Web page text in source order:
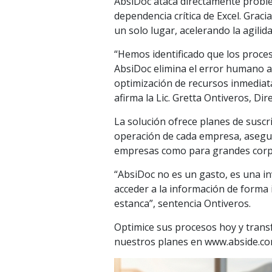
dependencia crítica de Excel.
un solo lugar, acelerando la
“Hemos identificado que los
AbsiDoc elimina el error humano
optimización de recursos
afirma la Lic. Gretta Ontiveros,
La solución ofrece planes de
operación de cada empresa,
empresas como para grandes
“AbsiDoc no es un gasto, es una
acceder a la información de
estanca”, sentencia Ontiveros.
Optimice sus procesos hoy y
nuestros planes en